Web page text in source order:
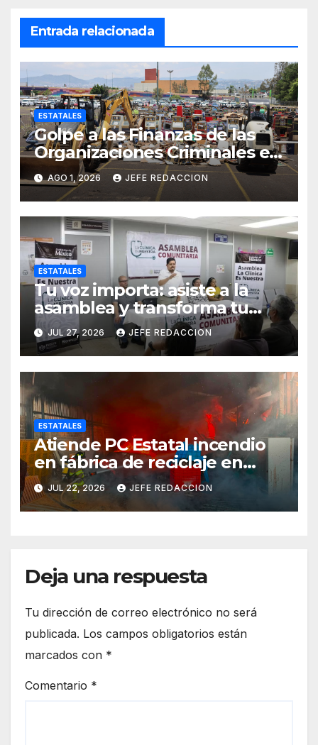
Entrada relacionada
ESTATALES
Golpe a las Finanzas de las
Organizaciones Criminales en
Operativos
Interinstitucionales
AGO 1, 2026 JEFE REDACCION
ESTATALES
Tu voz importa: asiste a la
asamblea y transforma tu
clínica del IMSS-Bienestar
JUL 27, 2026 JEFE REDACCION
ESTATALES
Atiende PC Estatal incendio
en fábrica de reciclaje en
Morelia
JUL 22, 2026 JEFE REDACCION
Deja una respuesta
Tu dirección de correo electrónico no será
publicada. Los campos obligatorios están
marcados con *
Comentario *